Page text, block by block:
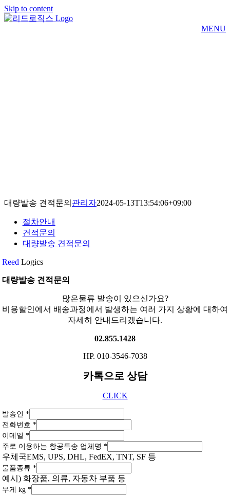
Skip to content
MENU
대량발송 견적문의 관리자2024-05-13T13:54:06+09:00
절차안내
견적문의
대량발송 견적문의
Reed Logics
대량발송 견적문의
많은물류 발송이 있으신가요?
비용할인에서 배송과정에서 발생하는 여러 가지 상황에 대하여
자세히 안내드리겠습니다.
02.855.1428
HP. 010-3546-7038
카톡으로 상담
CLICK
발송인 *
전화번호 *
이메일 *
주로 이용하는 항공특송 업체명 *
우체국EMS, UPS, DHL, FedEX, TNT, SF 등
물품종류 *
예시) 화장품, 의류, 자동차 부품 등
무게 kg *